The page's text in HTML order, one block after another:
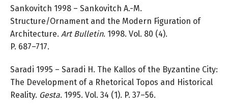
Sankovitch 1998 – Sankovitch A.-M.
Structure/Ornament and the Modern Figuration of
Architecture. Art Bulletin. 1998. Vol. 80 (4).
P. 687–717.
Saradi 1995 – Saradi H. The Kallos of the Byzantine City:
The Development of a Rhetorical Topos and Historical
Reality. Gesta. 1995. Vol. 34 (1). P. 37–56.